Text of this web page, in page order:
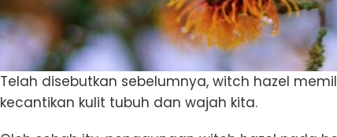
Telah disebutkan sebelumnya, witch hazel
kecantikan kulit tubuh dan wajah kita.